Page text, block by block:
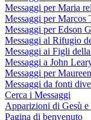
Messaggi per Maria
Messaggi per Marcos
Messaggi per Edson
Messaggi al Rifugio
Messaggi ai Figli
Messaggi a John
Messaggi per
Messaggi da fonti
Cerca i Messaggi
Apparizioni di Gesù e
Pagina di benvenuto